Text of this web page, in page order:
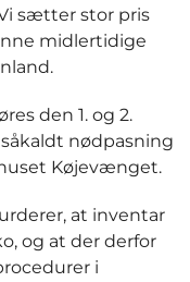
sætter stor pris
midlertidige
den 1. og 2.
nødpasning
Køjevænget.
at inventar
og at der derfor
i